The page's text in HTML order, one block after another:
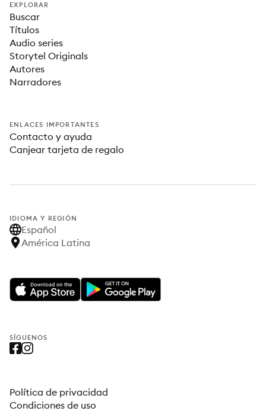
EXPLORAR
Buscar
Títulos
Audio series
Storytel Originals
Autores
Narradores
ENLACES IMPORTANTES
Contacto y ayuda
Canjear tarjeta de regalo
IDIOMA Y REGIÓN
Español
América Latina
SÍGUENOS
Política de privacidad
Condiciones de uso